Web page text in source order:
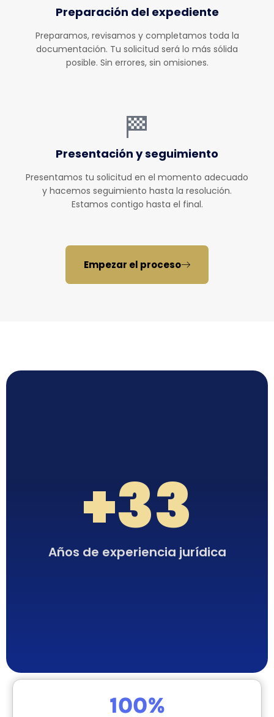
Preparación del expediente
Preparamos, revisamos y completamos toda la
documentación. Tu solicitud será lo más sólida
posible. Sin errores, sin omisiones.
Presentación y seguimiento
Presentamos tu solicitud en el momento adecuado
y hacemos seguimiento hasta la resolución.
Estamos contigo hasta el final.
Empezar el proceso
Años de experiencia jurídica
+33
100%